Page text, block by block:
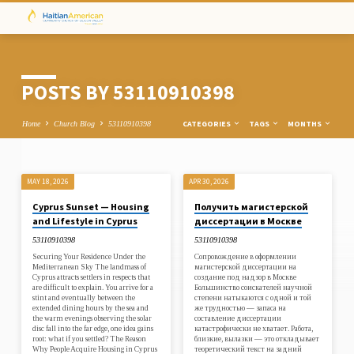
POSTS BY 53110910398
Home Church Blog 53110910398 CATEGORIES TAGS MONTHS
POSTS
BY
53110910398
MAY 18, 2026
Cyprus Sunset — Housing
and Lifestyle in Cyprus
53110910398
Securing Your Residence Under the
Mediterranean Sky The landmass of
Cyprus attracts settlers in respects that
are difficult to explain. You arrive for a
stint and eventually between the
extended dining hours by the sea and
the warm evenings observing the solar
disc fall into the far edge, one idea gains
root: what if you settled? The Reason
Why People Acquire Housing in Cyprus
APR 30, 2026
Получить магистерской
диссертации в Москве
53110910398
Сопровождение в оформлении
магистерской диссертации на
создание под надзор в Москве
Большинство соискателей научной
степени натыкаются с одной и той
же трудностью — запаса на
составление диссертации
катастрофически не хватает. Работа,
близкие, вылазки — это откладывает
теоретический текст на задний